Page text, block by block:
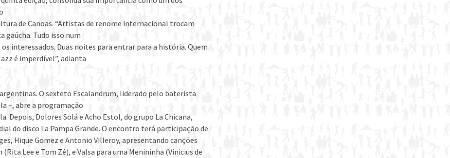
de Canoas. “Artistas de renome internacional trocam
gaúcha. Tudo isso num
interessados. Duas noites para entrar para a história. Quem
é imperdível”, adianta
O sexteto Escalandrum, liderado pelo baterista
–, abre a programação
Dolores Solá e Acho Estol, do grupo La Chicana,
do disco La Pampa Grande. O encontro terá participação de
Hique Gomez e Antonio Villeroy, apresentando canções
Lee e Tom Zé), e Valsa para uma Menininha (Vinicius de